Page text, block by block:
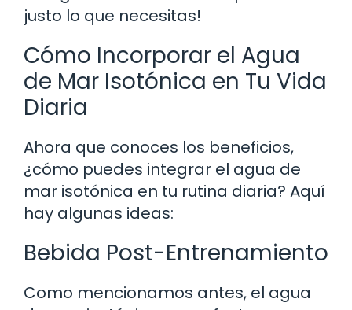
justo lo que necesitas!
Cómo Incorporar el Agua
de Mar Isotónica en Tu Vida
Diaria
Ahora que conoces los beneficios,
¿cómo puedes integrar el agua de
mar isotónica en tu rutina diaria? Aquí
hay algunas ideas:
Bebida Post-Entrenamiento
Como mencionamos antes, el agua